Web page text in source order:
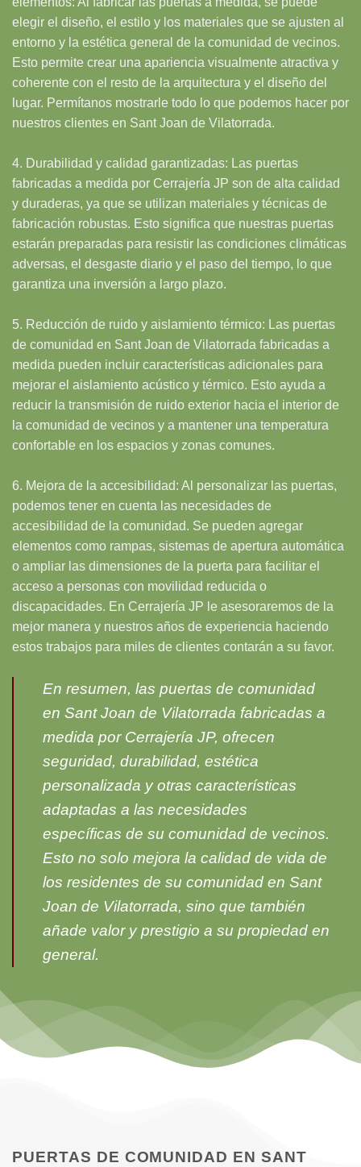
elegir el diseño, el estilo y los materiales que se ajusten al
entorno y la estética general de la comunidad de vecinos.
Esto permite crear una apariencia visualmente atractiva y
coherente con el resto de la arquitectura y el diseño del
lugar. Permítanos mostrarle todo lo que podemos hacer por
nuestros clientes en Sant Joan de Vilatorrada.
4. Durabilidad y calidad garantizadas: Las puertas
fabricadas a medida por Cerrajería JP son de alta calidad
y duraderas, ya que se utilizan materiales y técnicas de
fabricación robustas. Esto significa que nuestras puertas
estarán preparadas para resistir las condiciones climáticas
adversas, el desgaste diario y el paso del tiempo, lo que
garantiza una inversión a largo plazo.
5. Reducción de ruido y aislamiento térmico: Las puertas
de comunidad en Sant Joan de Vilatorrada fabricadas a
medida pueden incluir características adicionales para
mejorar el aislamiento acústico y térmico. Esto ayuda a
reducir la transmisión de ruido exterior hacia el interior de
la comunidad de vecinos y a mantener una temperatura
confortable en los espacios y zonas comunes.
6. Mejora de la accesibilidad: Al personalizar las puertas,
podemos tener en cuenta las necesidades de
accesibilidad de la comunidad. Se pueden agregar
elementos como rampas, sistemas de apertura automática
o ampliar las dimensiones de la puerta para facilitar el
acceso a personas con movilidad reducida o
discapacidades. En Cerrajería JP le asesoraremos de la
mejor manera y nuestros años de experiencia haciendo
estos trabajos para miles de clientes contarán a su favor.
En resumen, las puertas de comunidad
en Sant Joan de Vilatorrada fabricadas a
medida por Cerrajería JP, ofrecen
seguridad, durabilidad, estética
personalizada y otras características
adaptadas a las necesidades
específicas de su comunidad de vecinos.
Esto no solo mejora la calidad de vida de
los residentes de su comunidad en Sant
Joan de Vilatorrada, sino que también
añade valor y prestigio a su propiedad en
general.
PUERTAS DE COMUNIDAD EN SANT